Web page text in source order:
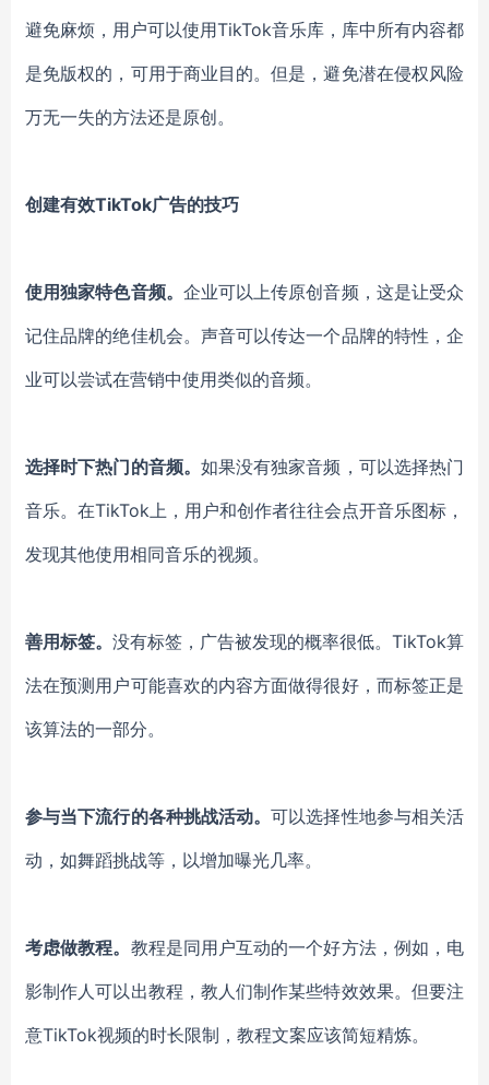
避免麻烦， 用户可以使用TikTok音乐库 ， 库中所有内容都
是免版权的 ，可用于商业目的。但是 ，避免潜在侵权风险
万无一失的方法还是原创。
创建有效TikTok广告的技巧
使用独家特色音频。 企业可以上传原创音频，这是让受众
记住品牌的绝佳机会。 声音可以传达一个品牌的特性 ，企
业可以尝试在营销中使用类似的音频。
选择时下热门的音频。 如果没有独家音频 ， 可以选择热门
音乐。在TikTok上，用户和创作者往往会点开音乐图标，
发现其他使用相同音乐的视频。
善用标签。 没有标签， 广告被发现的概率很低。 TikTok算
法在预测 用户可能喜欢的内容方面做得很好，而标签正是
该算法的一部分。
参与当下流行的各种挑战活动。可以选择性地参与相关活
动，如舞蹈挑战等 ，以增加曝光几率。
考虑做教程。 教程是同用户互动的一个好方法， 例如，电
影制作人可以出教程 ，教人们制作某些特效效果。 但要注
意TikTok视频的时长限制 ， 教程文案应该简短精炼。